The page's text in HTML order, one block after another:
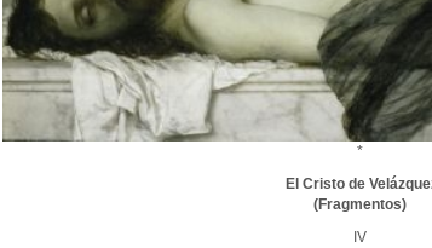
*
El Cristo de
(Fragmentos)
IV